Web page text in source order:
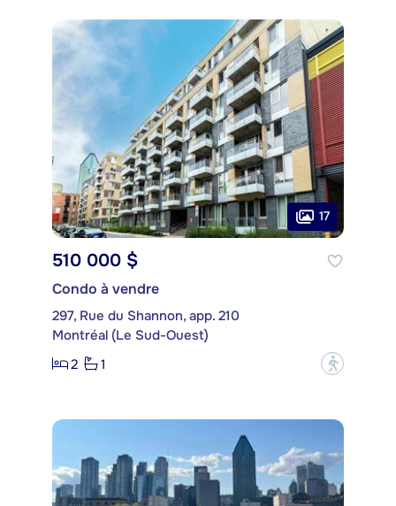
17
510 000 $
Condo à vendre
297, Rue du Shannon, app. 210
Montréal (Le Sud-Ouest)
2
1 ?